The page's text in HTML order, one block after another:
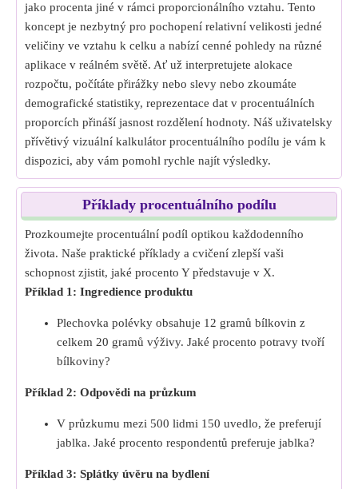
jako procenta jiné v rámci proporcionálního vztahu. Tento
koncept je nezbytný pro pochopení relativní velikosti jedné
veličiny ve vztahu k celku a nabízí cenné pohledy na různé
aplikace v reálném světě. Ať už interpretujete alokace
rozpočtu, počítáte přirážky nebo slevy nebo zkoumáte
demografické statistiky, reprezentace dat v procentuálních
proporcích přináší jasnost rozdělení hodnoty. Náš uživatelsky
přívětivý vizuální kalkulátor procentuálního podílu je vám k
dispozici, aby vám pomohl rychle najít výsledky.
Příklady procentuálního podílu
Prozkoumejte procentuální podíl optikou každodenního
života. Naše praktické příklady a cvičení zlepší vaši
schopnost zjistit, jaké procento Y představuje v X.
Příklad 1: Ingredience produktu
Plechovka polévky obsahuje 12 gramů bílkovin z
celkem 20 gramů výživy. Jaké procento potravy tvoří
bílkoviny?
Příklad 2: Odpovědi na průzkum
V průzkumu mezi 500 lidmi 150 uvedlo, že preferují
jablka. Jaké procento respondentů preferuje jablka?
Příklad 3: Splátky úvěru na bydlení